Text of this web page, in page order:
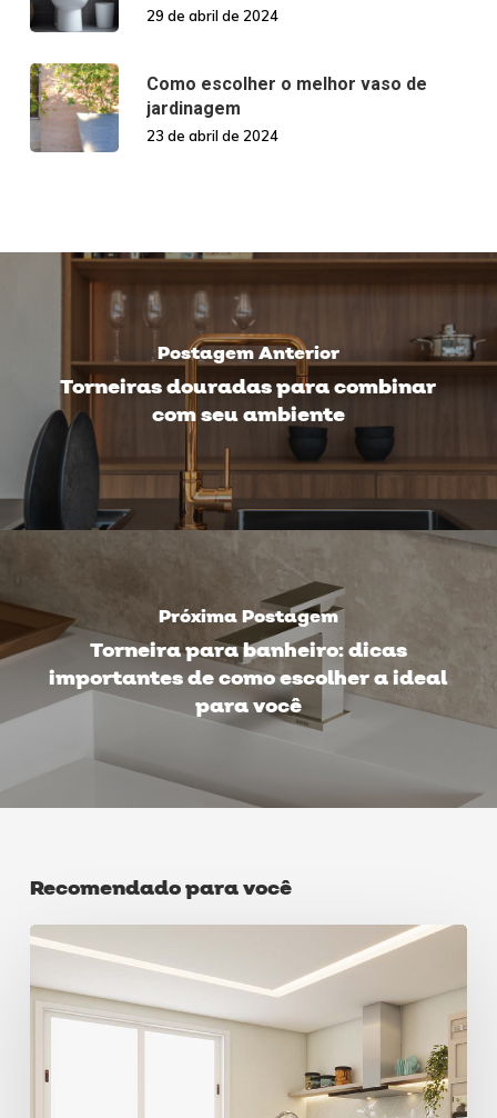
29 de abril de 2024
Como escolher o melhor vaso de
jardinagem
23 de abril de 2024
Postagem Anterior
Torneiras douradas para combinar
com seu ambiente
Próxima Postagem
Torneira para banheiro: dicas
importantes de como escolher a ideal
para você
Recomendado para você
Iluminação
cozinha: